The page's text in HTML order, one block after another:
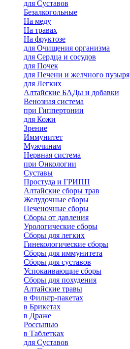
для Суставов
Безалкогольные
На меду
На травах
На фруктозе
для Очищения организма
для Сердца и сосудов
для Почек
для Печени и желчного пузыря
для Легких
Алтайские БАДы и добавки
Венозная система
при Гиппертонии
для Кожи
Зрение
Иммунитет
Мужчинам
Нервная система
при Онкологии
Суставы
Простуда и ГРИПП
Алтайские сборы трав
Желудочные сборы
Печеночные сборы
Сборы от давления
Урологические сборы
Сборы для легких
Гинекологические сборы
Сборы для иммунитета
Сборы для суставов
Успокаивающие сборы
Сборы для похудения
Алтайские травы
в Фильтр-пакетах
в Брикетах
в Драже
Россыпью
в Таблетках
для Cуставов